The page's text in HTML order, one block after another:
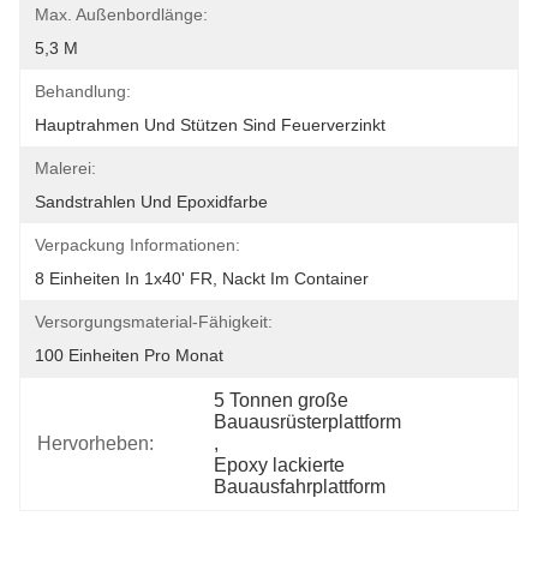
Max. Außenbordlänge:
5,3 M
Behandlung:
Hauptrahmen Und Stützen Sind Feuerverzinkt
Malerei:
Sandstrahlen Und Epoxidfarbe
Verpackung Informationen:
8 Einheiten In 1x40' FR, Nackt Im Container
Versorgungsmaterial-Fähigkeit:
100 Einheiten Pro Monat
Hervorheben:
5 Tonnen große
Bauausrüsterplattform
,
Epoxy lackierte
Bauausfahrplattform